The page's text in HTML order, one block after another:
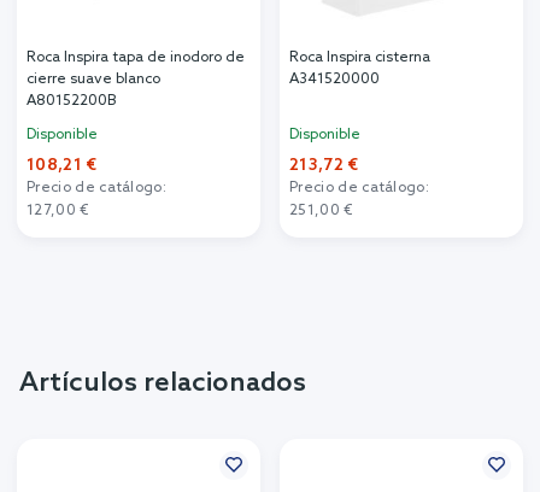
Roca Inspira tapa de inodoro de
cierre suave blanco
A80152200B
Disponible
108,21 €
Precio de catálogo:
127,00 €
Roca Inspira cisterna
A341520000
Disponible
213,72 €
Precio de catálogo:
251,00 €
Artículos relacionados